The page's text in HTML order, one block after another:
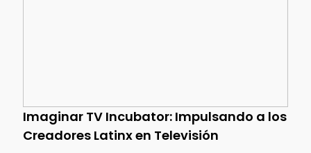
Imaginar TV Incubator: Impulsando a los
Creadores Latinx en Televisión